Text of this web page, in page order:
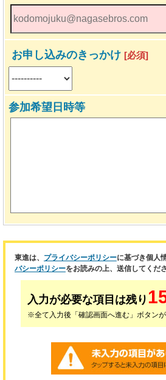
お申し込みのきっかけ [必須]
参加希望日時等
東進は、 プライバシーポリシーに基づき個人
バシーポリシーをお読みの上、送信してくださ
入力が必要な項目は残り
※全て入力後「確認画面へ進む」ボタンが